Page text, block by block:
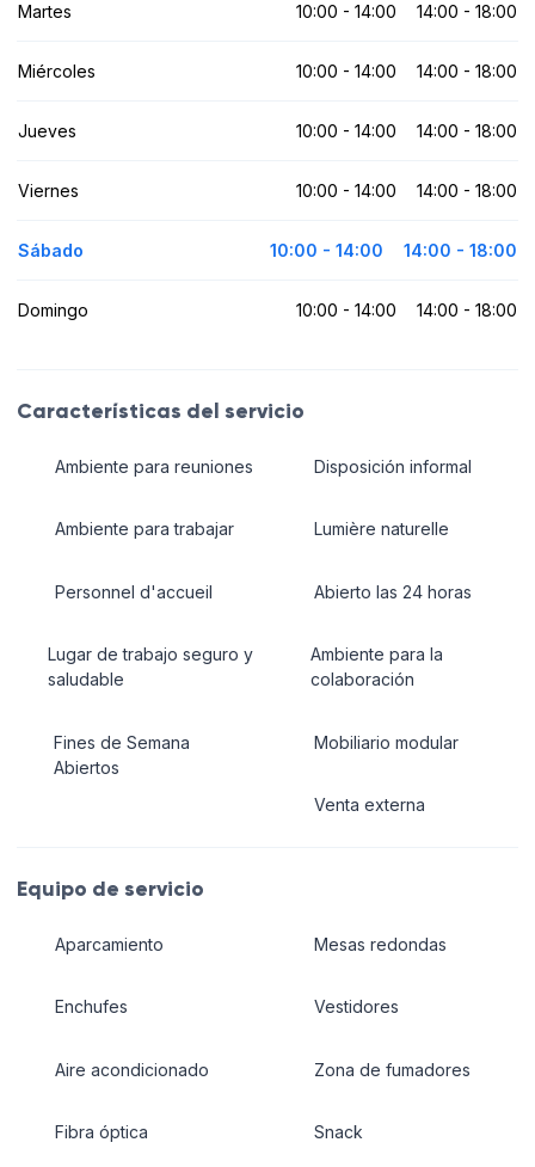
Martes 10:00 - 14:00 14:00 - 18:00
Miércoles 10:00 - 14:00 14:00 - 18:00
Jueves 10:00 - 14:00 14:00 - 18:00
Viernes 10:00 - 14:00 14:00 - 18:00
Sábado 10:00 - 14:00 14:00 - 18:00
Domingo 10:00 - 14:00 14:00 - 18:00
Características del servicio
Ambiente para reuniones
Ambiente para trabajar
Personnel d'accueil
Lugar de trabajo seguro y
saludable
Fines de Semana
Abiertos
Disposición informal
Lumière naturelle
Abierto las 24 horas
Ambiente para la
colaboración
Mobiliario modular
Venta externa
Equipo de servicio
Aparcamiento
Enchufes
Aire acondicionado
Fibra óptica
Mesas redondas
Vestidores
Zona de fumadores
Snack